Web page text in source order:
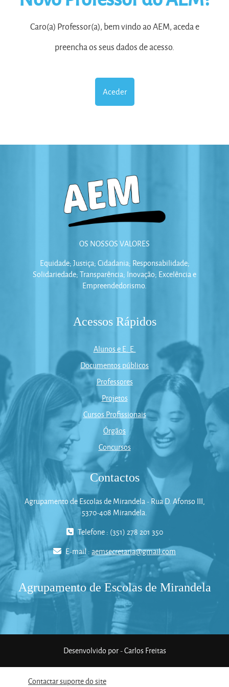
Caro(a) Professor(a), bem vindo ao AEM, aceda e
preencha os seus dados de acesso.
Aceder
OS NOSSOS VALORES
Equidade; Justiça; Cidadania; Responsabilidade;
Solidariedade; Transparência; Inovação; Excelência e
Empreendedorismo.
Acessos Rápidos
Alunos e E. E.
Documentos públicos
Professores
Projetos
Cursos Profissionais
Órgãos
Concursos
Contactos
Agrupamento de Escolas de Mirandela - Rua D. Afonso III,
5370-408 Mirandela.
Telefone : (351) 278 201 350
E-mail :aemsecretaria@gmail.com
Agrupamento de Escolas de Mirandela
Desenvolvido por - Carlos Freitas
Contactar suporte do site